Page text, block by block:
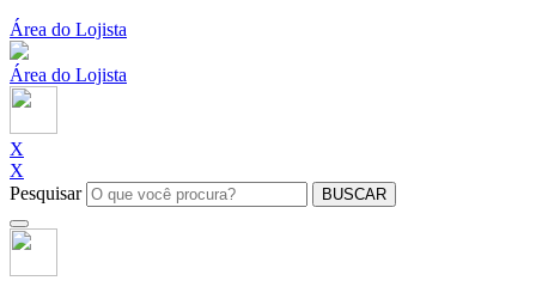
Área do Lojista
Área do Lojista
X
X
Pesquisar
BUSCAR